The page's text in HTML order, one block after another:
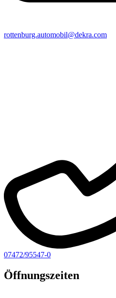
rottenburg​.automobil@​dekra.com
07472/95547-0
Öffnungszeiten